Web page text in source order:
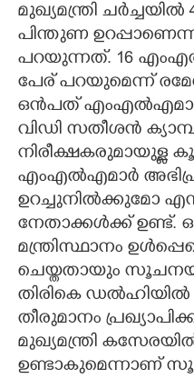
മുഖ്യമന്ത്രി
പിന്തുണ
പറയുന്നത്. 16
പേര് പറയുമെന്ന്
ഒൻപത്
വിഡി സതീശൻ
നിരീക്ഷകരുമായുള്ള
എംഎൽഎമാർ
ഉറച്ചുനിൽക്കുമോ
നേതാക്കൾക്ക് ഉണ്ട്.
മന്ത്രിസ്ഥാനം
ചെയ്തതായും
തിരികെ
തീരുമാനം
മുഖ്യമന്ത്രി
ഉണ്ടാകുമെന്നാണ്